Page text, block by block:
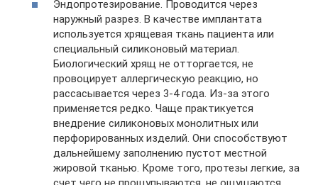
Эндопротезирование. Проводится через
наружный разрез. В качестве имплантата
используется хрящевая ткань пациента или
специальный силиконовый материал.
Биологический хрящ не отторгается, не
провоцирует аллергическую реакцию, но
рассасывается через 3-4 года. Из-за этого
применяется редко. Чаще практикуется
внедрение силиконовых монолитных или
перфорированных изделий. Они способствуют
дальнейшему заполнению пустот местной
жировой тканью. Кроме того, протезы легкие, за